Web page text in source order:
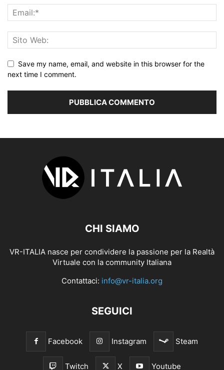
Save my name, email, and website in this browser for the
next time I comment.
CHI SIAMO
VR-ITALIA nasce per condividere la passione per la Realtà
Virtuale con la community Italiana
Contattaci: info@vr-italia.org
SEGUICI
Facebook Instagram Steam
Twitch X Youtube